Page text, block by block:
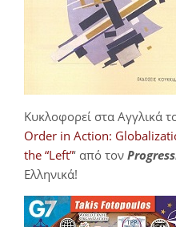
Κυκλοφορεί στα Αγγλικά
Order in Action:
the “Left”‘ από τον
Ελληνικά!